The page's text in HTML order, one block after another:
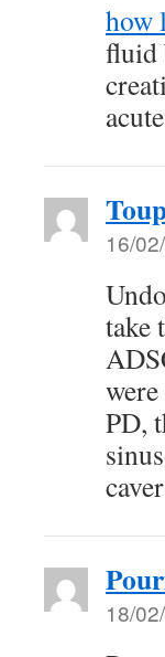
how
fluid
16/
take
PD,
18/